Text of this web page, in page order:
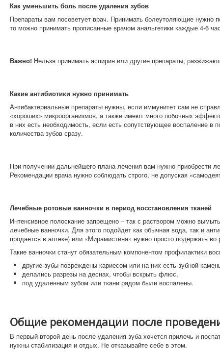
Как уменьшить боль после удаления зубов
Препараты вам посоветует врач. Принимать болеутоляющие нужно
то можно принимать прописанные врачом анальгетики каждые 4-6
Важно! Нельзя принимать аспирин или другие препараты,
Какие антибиотики нужно принимать
Антибактериальные препараты нужны, если иммунитет сам не
«хороших» микроорганизмов, а также имеют много побочных
в них есть необходимость, если есть сопутствующее воспаление
количества зубов сразу.
При получении дальнейшего плана лечения вам нужно приобрести
Рекомендации врача нужно соблюдать строго, не допуская
Лечебные ротовые ванночки в период восстановления тканей
Интенсивное полоскание запрещено – так с раствором можно
лечебные ванночки. Для этого подойдет как обычная вода, так и
продается в аптеке) или «Мирамистина» нужно просто подержать
Такие ванночки станут обязательным компонентом профилактики
другие зубы повреждены кариесом или на них есть зубной
делались разрезы на деснах, чтобы вскрыть флюс,
под удаленным зубом или ткани рядом были воспалены.
Общие рекомендации после
В первый-второй день после удаления зуба хочется прилечь и
нужны стабилизация и отдых. Не отказывайте себе в этом.